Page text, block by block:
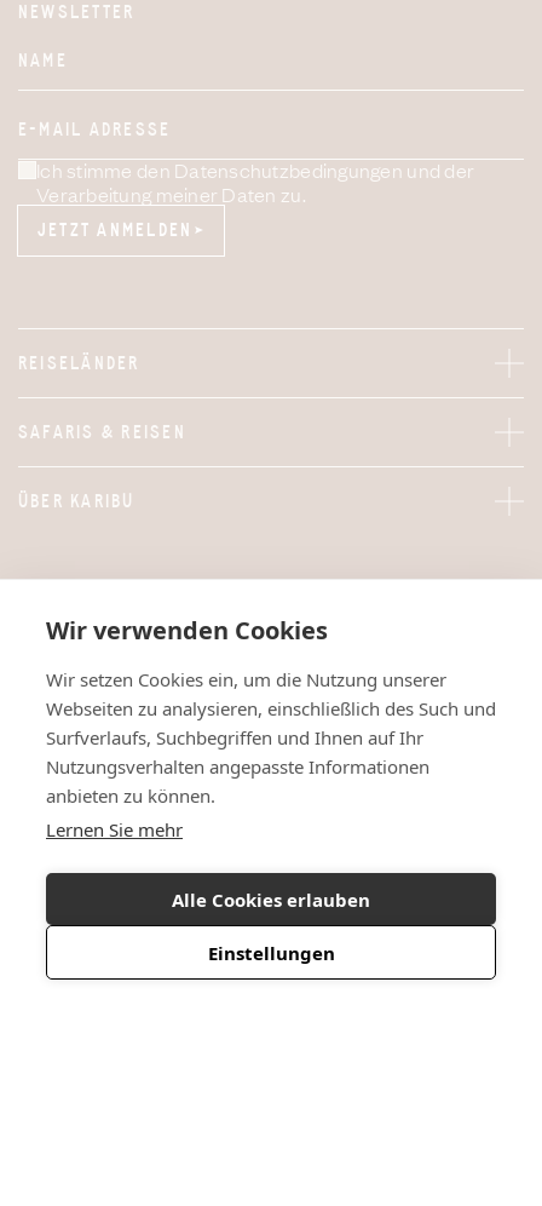
Wir verwenden Cookies
Wir setzen Cookies ein, um die Nutzung unserer
Webseiten zu analysieren, einschließlich des Such und
Surfverlaufs, Suchbegriffen und Ihnen auf Ihr
Nutzungsverhalten angepasste Informationen
anbieten zu können.
Lernen Sie mehr
Alle Cookies erlauben
Einstellungen
NEWSLETTER
NAME
E-MAIL ADRESSE
Ich stimme den Datenschutzbedingungen und der
Verarbeitung meiner Daten zu.
JETZT ANMELDEN
JETZT ANMELDEN
REISELÄNDER
SAFARIS & REISEN
ÜBER KARIBU